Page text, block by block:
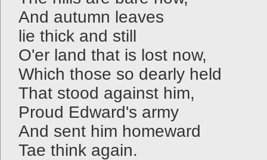
And autumn leaves
lie thick and still
O'er land that is lost now,
Which those so dearly held
That stood against him,
Proud Edward's army
And sent him homeward
Tae think again.